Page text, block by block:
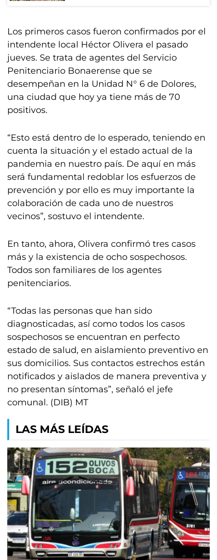
Los primeros casos fueron confirmados por el
intendente local Héctor Olivera el pasado
jueves. Se trata de agentes del Servicio
Penitenciario Bonaerense que se
desempeñan en la Unidad N° 6 de Dolores,
una ciudad que hoy ya tiene más de 70
positivos.
“Esto está dentro de lo esperado, teniendo en
cuenta la situación y el estado actual de la
pandemia en nuestro país. De aquí en más
será fundamental redoblar los esfuerzos de
prevención y por ello es muy importante la
colaboración de cada uno de nuestros
vecinos”, sostuvo el intendente.
En tanto, ahora, Olivera confirmó tres casos
más y la existencia de ocho sospechosos.
Todos son familiares de los agentes
penitenciarios.
“Todas las personas que han sido
diagnosticadas, así como todos los casos
sospechosos se encuentran en perfecto
estado de salud, en aislamiento preventivo en
sus domicilios. Sus contactos estrechos están
notificados y aislados de manera preventiva y
no presentan síntomas”, señaló el jefe
comunal. (DIB) MT
LAS MÁS LEÍDAS